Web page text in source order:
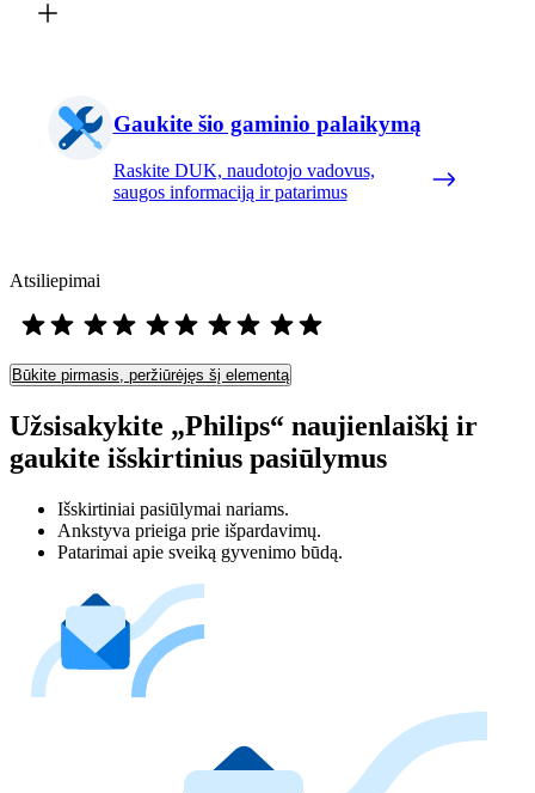
Gaukite šio gaminio palaikymą
Raskite DUK, naudotojo vadovus,
saugos informaciją ir patarimus
Atsiliepimai
Būkite pirmasis, peržiūrėjęs šį elementą
Užsisakykite „Philips“ naujienlaiškį ir
gaukite išskirtinius pasiūlymus
Išskirtiniai pasiūlymai nariams.
Ankstyva prieiga prie išpardavimų.
Patarimai apie sveiką gyvenimo būdą.